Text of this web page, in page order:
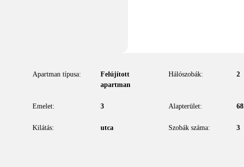
Apartman típusa:
Felújított
apartman
Hálószobák: 2
Emelet: 3 Alapterület: 68
Kilátás: utca Szobák száma: 3